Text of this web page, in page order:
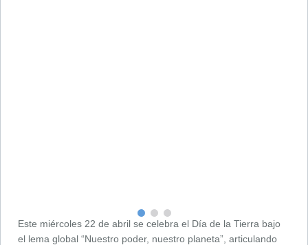
Este miércoles 22 de abril se celebra el Día de la Tierra bajo
el lema global “Nuestro poder, nuestro planeta”, articulando